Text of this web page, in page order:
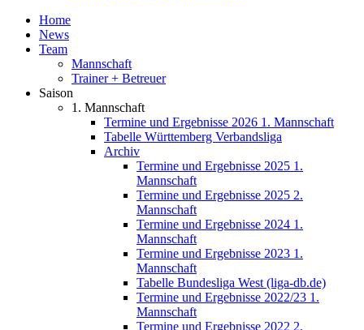
Home
News
Team
Mannschaft
Trainer + Betreuer
Saison
1. Mannschaft
Termine und Ergebnisse 2026 1. Mannschaft
Tabelle Württemberg Verbandsliga
Archiv
Termine und Ergebnisse 2025 1.
Mannschaft
Termine und Ergebnisse 2025 2.
Mannschaft
Termine und Ergebnisse 2024 1.
Mannschaft
Termine und Ergebnisse 2023 1.
Mannschaft
Tabelle Bundesliga West (liga-db.de)
Termine und Ergebnisse 2022/23 1.
Mannschaft
Termine und Ergebnisse 2022 2.